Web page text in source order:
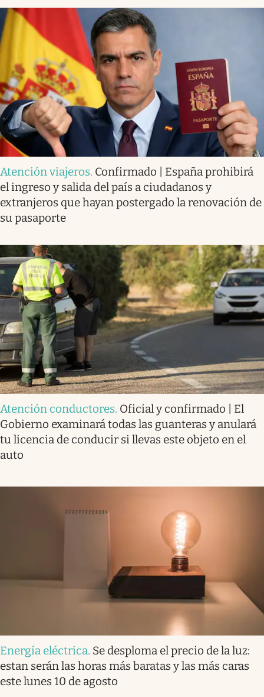
Atención viajeros. Confirmado | España prohibirá
el ingreso y salida del país a ciudadanos y
extranjeros que hayan postergado la renovación de
su pasaporte
Atención conductores. Oficial y confirmado | El
Gobierno examinará todas las guanteras y anulará
tu licencia de conducir si llevas este objeto en el
auto
Energía eléctrica. Se desploma el precio de la luz:
estan serán las horas más baratas y las más caras
este lunes 10 de agosto